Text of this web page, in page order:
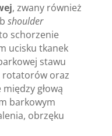
, zwany również
shoulder
schorzenie
ucisku tkanek
stawu
rotatorów oraz
głową
barkowym
obrzęku